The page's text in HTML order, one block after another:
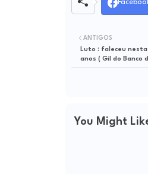
ANTIGOS
Luto : faleceu nesta
anos ( Gil do Banco
You Might